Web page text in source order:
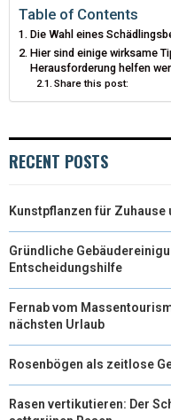
T
T
E
R
)
O
O
K
Table of Contents
Die Wahl eines
Hier sind einige wirksame
Herausforderung helfen
Share this post:
RECENT POSTS
Kunstpflanzen für
Gründliche
Entscheidungshilfe
Fernab vom
nächsten Urlaub
Rosenbögen als zeitlose
Rasen vertikutieren: Der